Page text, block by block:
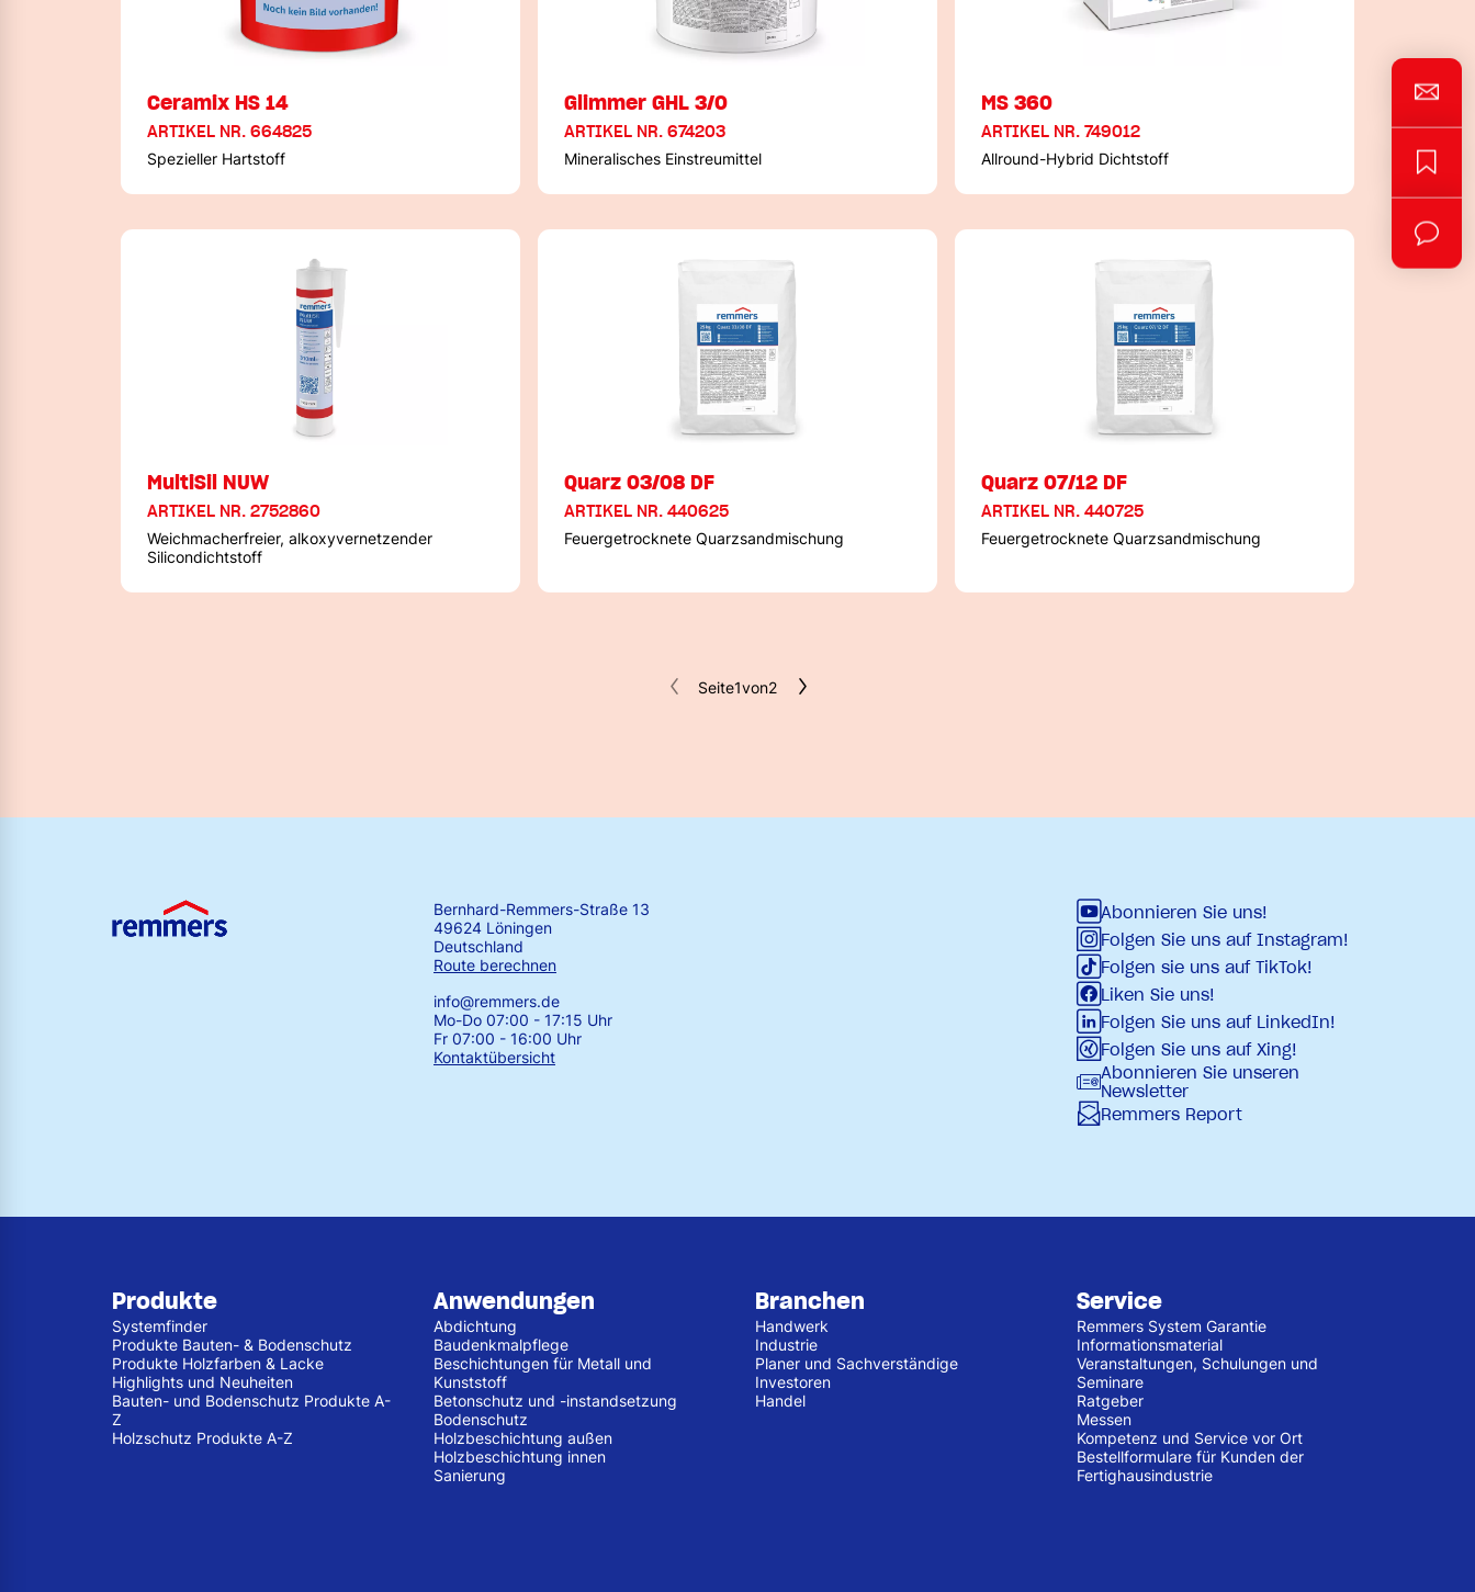
Ceramix HS 14
ARTIKEL NR. 664825
Spezieller Hartstoff
Glimmer GHL 3/0
ARTIKEL NR. 674203
Mineralisches Einstreumittel
MS 360
ARTIKEL NR. 749012
Allround-Hybrid Dichtstoff
MultiSil NUW
ARTIKEL NR. 2752860
Weichmacherfreier, alkoxyvernetzender
Silicondichtstoff
Quarz 03/08 DF
ARTIKEL NR. 440625
Feuergetrocknete Quarzsandmischung
Quarz 07/12 DF
ARTIKEL NR. 440725
Feuergetrocknete Quarzsandmischung
Seite1von2
Bernhard-Remmers-Straße 13
49624 Löningen
Deutschland
Route berechnen
info@remmers.de
Mo-Do 07:00 - 17:15 Uhr
Fr 07:00 - 16:00 Uhr
Kontaktübersicht
Abonnieren Sie uns!
Folgen Sie uns auf Instagram!
Folgen sie uns auf TikTok!
Liken Sie uns!
Folgen Sie uns auf LinkedIn!
Folgen Sie uns auf Xing!
Abonnieren Sie unseren
Newsletter
Remmers Report
Produkte
Systemfinder
Produkte Bauten- & Bodenschutz
Produkte Holzfarben & Lacke
Highlights und Neuheiten
Bauten- und Bodenschutz Produkte A-
Z
Holzschutz Produkte A-Z
Anwendungen
Abdichtung
Baudenkmalpflege
Beschichtungen für Metall und
Kunststoff
Betonschutz und -instandsetzung
Bodenschutz
Holzbeschichtung außen
Holzbeschichtung innen
Sanierung
Branchen
Handwerk
Industrie
Planer und Sachverständige
Investoren
Handel
Service
Remmers System Garantie
Informationsmaterial
Veranstaltungen, Schulungen und
Seminare
Ratgeber
Messen
Kompetenz und Service vor Ort
Bestellformulare für Kunden der
Fertighausindustrie